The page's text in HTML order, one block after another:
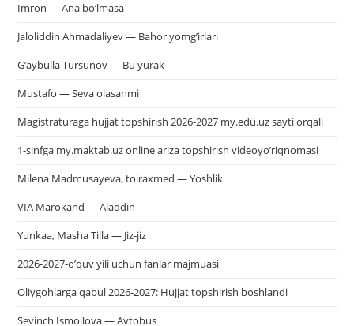
Imron — Ana bo’lmasa
Jaloliddin Ahmadaliyev — Bahor yomg’irlari
G’aybulla Tursunov — Bu yurak
Mustafo — Seva olasanmi
Magistraturaga hujjat topshirish 2026-2027 my.edu.uz sayti orqali
1-sinfga my.maktab.uz online ariza topshirish videoyo’riqnomasi
Milena Madmusayeva, toiraxmed — Yoshlik
VIA Marokand — Aladdin
Yunkaa, Masha Tilla — Jiz-jiz
2026-2027-o’quv yili uchun fanlar majmuasi
Oliygohlarga qabul 2026-2027: Hujjat topshirish boshlandi
Sevinch Ismoilova — Avtobus